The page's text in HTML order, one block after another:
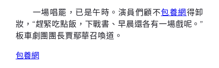
一場唱罷，已是午時。演員們顧不包養網得卸
妝，“趕緊吃點飯，下戰書、早晨還各有一場戲呢。”
板車劇團團長賈鄢華召喚道。
包養網